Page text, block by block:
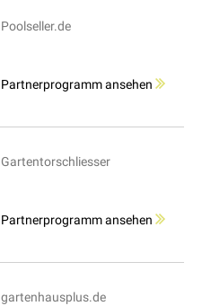
Poolseller.de
Partnerprogramm ansehen
Gartentorschliesser
Partnerprogramm ansehen
gartenhausplus.de